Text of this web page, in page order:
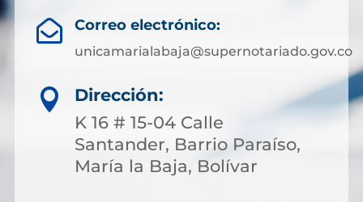
 Correo electrónico:
unicamarialabaja@supernotariado.gov.co

Dirección:
K 16 # 15-04 Calle
Santander, Barrio Paraíso,
María la Baja, Bolívar